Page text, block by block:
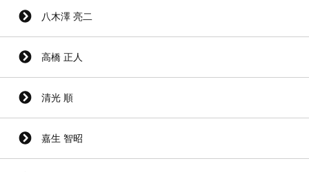
八木澤 亮二
高橋 正人
清光 順
嘉生 智昭